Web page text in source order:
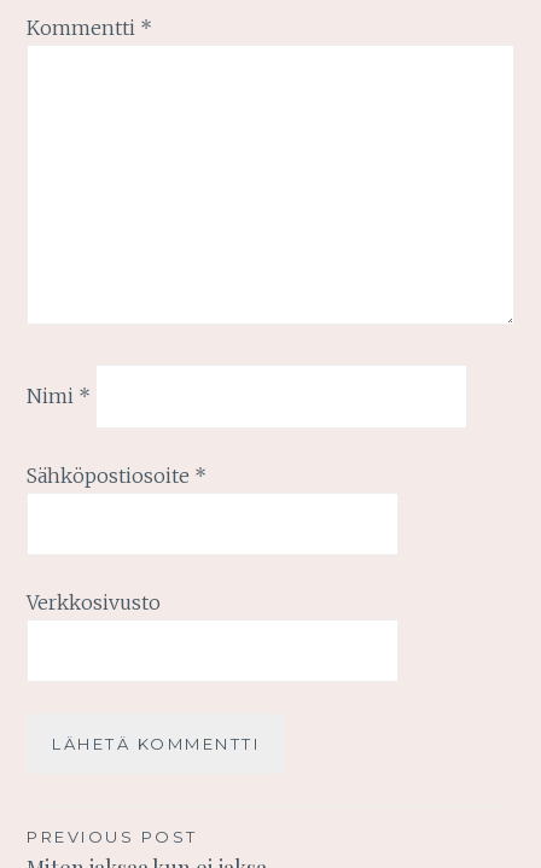
Kommentti *
Nimi *
Sähköpostiosoite *
Verkkosivusto
Artikkelien
PREVIOUS POST